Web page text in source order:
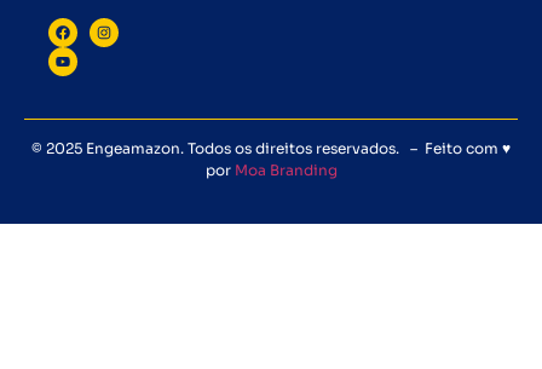
© 2025 Engeamazon. Todos os direitos reservados. – Feito com ♥
por Moa Branding